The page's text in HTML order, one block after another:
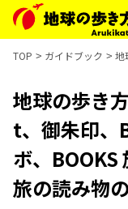
TOP ガイドブック 地
地球の歩き
t、御朱印、
ボ、BOOKS
旅の読み物